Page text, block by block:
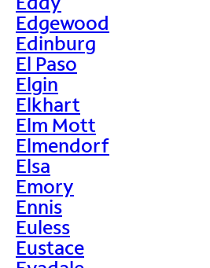
Edgewood
Edinburg
El Paso
Elgin
Elkhart
Elm Mott
Elmendorf
Elsa
Emory
Ennis
Euless
Eustace